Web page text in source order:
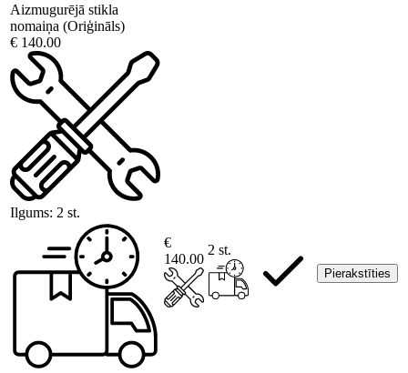
Aizmugurējā stikla
nomaiņa (Oriģināls)
€ 140.00
Ilgums: 2 st.
€
140.00
2 st.
Pierakstīties